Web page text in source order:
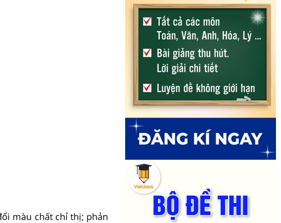
màu chất chỉ thị; phản